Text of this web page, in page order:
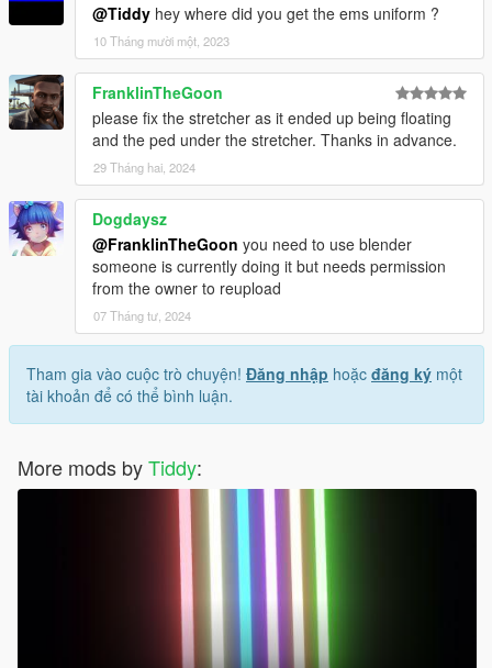
@Tiddy hey where did you get the ems uniform ?
10 Tháng mười một, 2023
FranklinTheGoon
please fix the stretcher as it ended up being floating
and the ped under the stretcher. Thanks in advance.
29 Tháng hai, 2024
Dogdaysz
@FranklinTheGoon you need to use blender
someone is currently doing it but needs permission
from the owner to reupload
07 Tháng tư, 2024
Tham gia vào cuộc trò chuyện! Đăng nhập hoặc đăng ký một
tài khoản để có thể bình luận.
More mods byTiddy: